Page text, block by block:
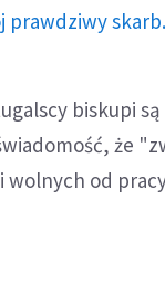
prawdziwy
biskupi
że
od